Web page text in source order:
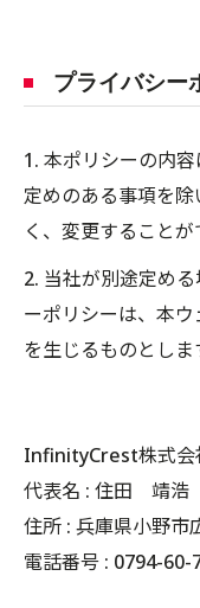
プライバシー
1. 本ポリシーの内
定めのある事項を
く、変更することが
2. 当社が別途定め
ーポリシーは、本
を生じるものとしま
InfinityCrest株式会
代表名 : 住田 靖浩
住所 : 兵庫県小野市
電話番号 : 0794-60-